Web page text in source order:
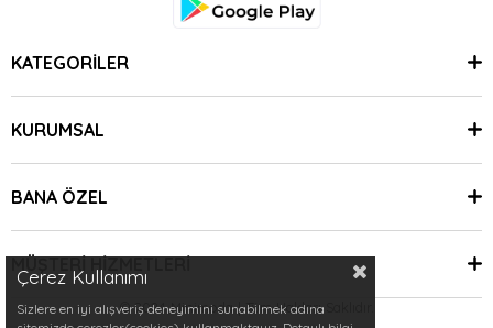
KATEGORİLER
KURUMSAL
BANA ÖZEL
MÜŞTERİ HİZMETLERİ
© 2024 Minimoda | Tüm Hakları Saklıdır.
Çerez Kullanımı
Sizlere en iyi alışveriş deneyimini sunabilmek adına